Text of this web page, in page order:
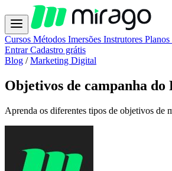
Cursos Métodos Imersões Instrutores Planos
EntrarCadastro grátis
Blog / Marketing Digital
Objetivos de campanha do
Aprenda os diferentes tipos de objetivos de